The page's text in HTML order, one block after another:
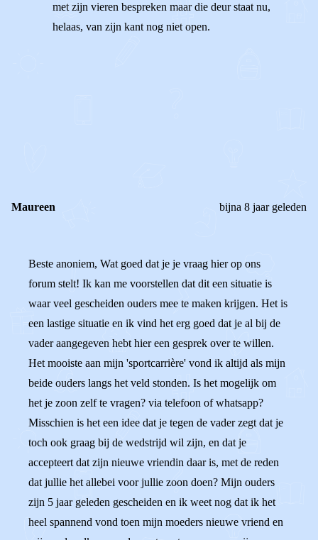
met zijn vieren bespreken maar die deur staat nu,
helaas, van zijn kant nog niet open.
Maureen bijna 8 jaar geleden
Beste anoniem, Wat goed dat je je vraag hier op ons
forum stelt! Ik kan me voorstellen dat dit een situatie is
waar veel gescheiden ouders mee te maken krijgen. Het is
een lastige situatie en ik vind het erg goed dat je al bij de
vader aangegeven hebt hier een gesprek over te willen.
Het mooiste aan mijn 'sportcarrière' vond ik altijd als mijn
beide ouders langs het veld stonden. Is het mogelijk om
het je zoon zelf te vragen? via telefoon of whatsapp?
Misschien is het een idee dat je tegen de vader zegt dat je
toch ook graag bij de wedstrijd wil zijn, en dat je
accepteert dat zijn nieuwe vriendin daar is, met de reden
dat jullie het allebei voor jullie zoon doen? Mijn ouders
zijn 5 jaar geleden gescheiden en ik weet nog dat ik het
heel spannend vond toen mijn moeders nieuwe vriend en